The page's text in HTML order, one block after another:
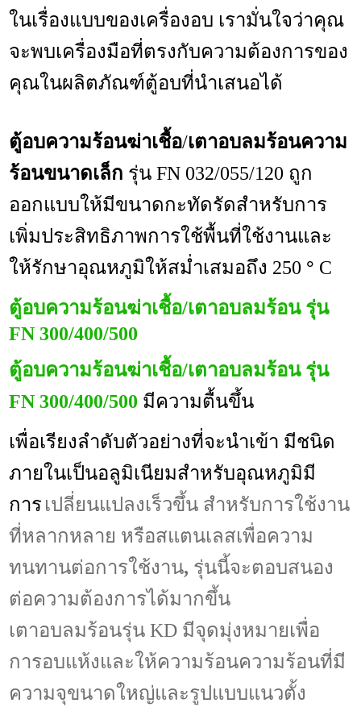
ในเรื่องแบบของเครื่องอบ เรามั่นใจว่าคุณ
จะพบเครื่องมือที่ตรงกับความต้องการของ
คุณในผลิตภัณฑ์ตู้อบที่นำเสนอได้
ตู้อบความร้อนฆ่าเชื้อ/เตาอบลมร้อนความ
ร้อนขนาดเล็ก รุ่นFN 032/055/120 ถูก
ออกแบบให้มีขนาดกะทัดรัดสำหรับการ
เพิ่มประสิทธิภาพการใช้พื้นที่ใช้งานและ
ให้รักษาอุณหภูมิให้สม่ำเสมอถึง 250 ° C
ตู้อบความร้อนฆ่าเชื้อ/เตาอบลมร้อน รุ่น
FN 300/400/500
ตู้อบความร้อนฆ่าเชื้อ/เตาอบลมร้อน รุ่น
FN 300/400/500 มีความตื้นขึ้น
เพื่อเรียงลำดับตัวอย่างที่จะนำเข้า มีชนิด
ภายในเป็นอลูมิเนียมสำหรับอุณหภูมิมี
การ เปลี่ยนแปลงเร็วขึ้น สำหรับการใช้งาน
ที่หลากหลาย หรือสแตนเลสเพื่อความ
ทนทานต่อการใช้งาน, รุ่นนี้จะตอบสนอง
ต่อความต้องการได้มากขึ้น
เตาอบลมร้อนรุ่น KD มีจุดมุ่งหมายเพื่อ
การอบแห้งและให้ความร้อนความร้อนที่มี
ความจุขนาดใหญ่และรูปแบบแนวตั้ง